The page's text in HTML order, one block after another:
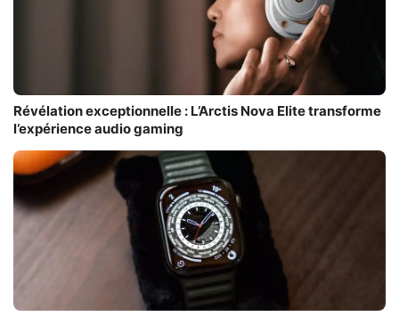
Révélation exceptionnelle : L’Arctis Nova Elite transforme
l’expérience audio gaming